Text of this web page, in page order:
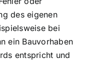
des eigenen
bei
ein Bauvorhaben
entspricht und